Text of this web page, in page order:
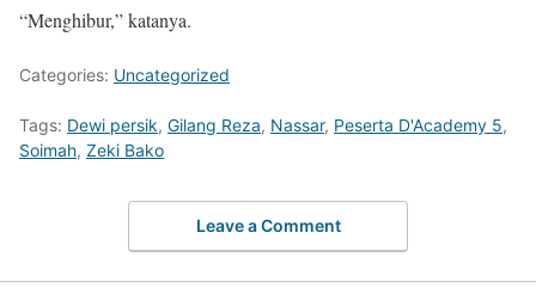
“Menghibur,” katanya.
Categories: Uncategorized
Tags: Dewi persik, Gilang Reza, Nassar, Peserta D'Academy 5,
Soimah, Zeki Bako
Leave a Comment